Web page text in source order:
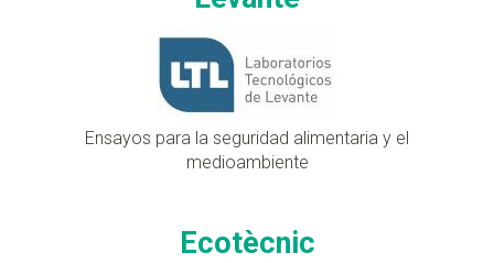
Ensayos para la seguridad alimentaria y el
medioambiente
Ecotècnic